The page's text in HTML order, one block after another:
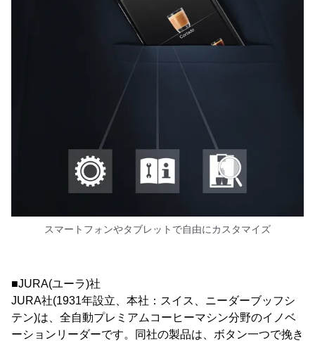
スマートフォンやタブレットで自由にカスタマイズ
■JURA(ユーラ)社
JURA社(1931年設立、本社：スイス、ニーダーブッフシ
テン)は、全自動プレミアムコーヒーマシン分野のイノベ
ーションリーダーです。同社の製品は、ボタン一つで挽き